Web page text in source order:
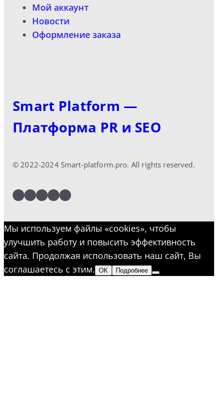
Мой аккаунт
Новости
Оформление заказа
Smart Platform —
Платформа PR и SEO
© 2022-2024 Smart-platform.pro. All rights reserved.
LinkedIn
Facebook
Twitter
Instagram
YouTube
Мы используем файлы «cookies», чтобы
улучшить работу и повысить эффективность
сайта. Продолжая использовать наш сайт, Вы
соглашаетесь с этим. OK Подробнее